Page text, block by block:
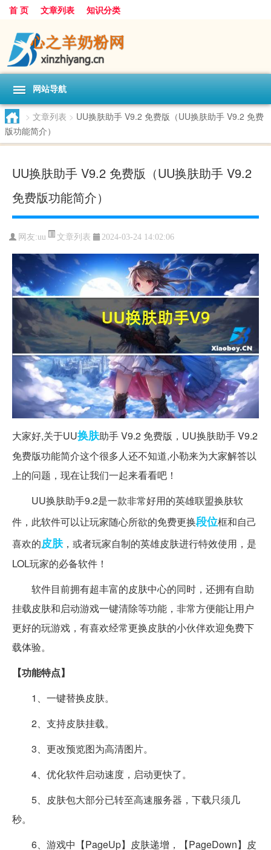
首 页 文章列表 知识分类
网站导航
> 文章列表 > UU换肤助手 V9.2 免费版（UU换肤助手 V9.2 免费
版功能简介）
UU换肤助手 V9.2 免费版（UU换肤助手 V9.2
免费版功能简介）
网友:uu 文章列表 2024-03-24 14:02:06
大家好,关于UU换肤助手 V9.2 免费版，UU换肤助手 V9.2
免费版功能简介这个很多人还不知道,小勒来为大家解答以
上的问题，现在让我们一起来看看吧！
UU换肤助手9.2是一款非常好用的英雄联盟换肤软
件，此软件可以让玩家随心所欲的免费更换段位框和自己
喜欢的皮肤，或者玩家自制的英雄皮肤进行特效使用，是
LOL玩家的必备软件！
软件目前拥有超丰富的皮肤中心的同时，还拥有自助
挂载皮肤和启动游戏一键清除等功能，非常方便能让用户
更好的玩游戏，有喜欢经常更换皮肤的小伙伴欢迎免费下
载体验。
【功能特点】
1、一键替换皮肤。
2、支持皮肤挂载。
3、更改预览图为高清图片。
4、优化软件启动速度，启动更快了。
5、皮肤包大部分已转至高速服务器，下载只须几
秒。
6、游戏中【PageUp】皮肤递增，【PageDown】皮